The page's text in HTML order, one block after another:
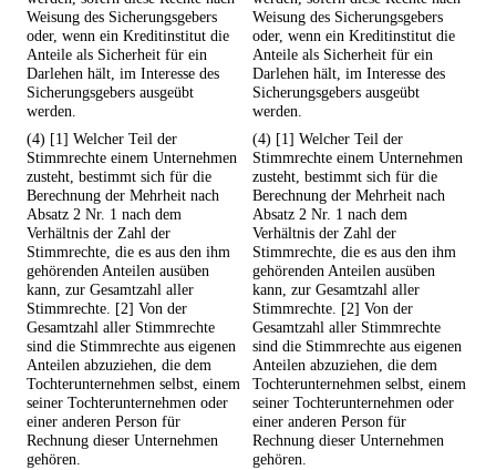
Weisung des Sicherungsgebers
oder, wenn ein Kreditinstitut die
Anteile als Sicherheit für ein
Darlehen hält, im Interesse des
Sicherungsgebers ausgeübt
werden.
Weisung des Sicherungsgebers
oder, wenn ein Kreditinstitut die
Anteile als Sicherheit für ein
Darlehen hält, im Interesse des
Sicherungsgebers ausgeübt
werden.
(4) [1] Welcher Teil der
Stimmrechte einem Unternehmen
zusteht, bestimmt sich für die
Berechnung der Mehrheit nach
Absatz 2 Nr. 1 nach dem
Verhältnis der Zahl der
Stimmrechte, die es aus den ihm
gehörenden Anteilen ausüben
kann, zur Gesamtzahl aller
Stimmrechte. [2] Von der
Gesamtzahl aller Stimmrechte
sind die Stimmrechte aus eigenen
Anteilen abzuziehen, die dem
Tochterunternehmen selbst, einem
seiner Tochterunternehmen oder
einer anderen Person für
Rechnung dieser Unternehmen
gehören.
(4) [1] Welcher Teil der
Stimmrechte einem Unternehmen
zusteht, bestimmt sich für die
Berechnung der Mehrheit nach
Absatz 2 Nr. 1 nach dem
Verhältnis der Zahl der
Stimmrechte, die es aus den ihm
gehörenden Anteilen ausüben
kann, zur Gesamtzahl aller
Stimmrechte. [2] Von der
Gesamtzahl aller Stimmrechte
sind die Stimmrechte aus eigenen
Anteilen abzuziehen, die dem
Tochterunternehmen selbst, einem
seiner Tochterunternehmen oder
einer anderen Person für
Rechnung dieser Unternehmen
gehören.